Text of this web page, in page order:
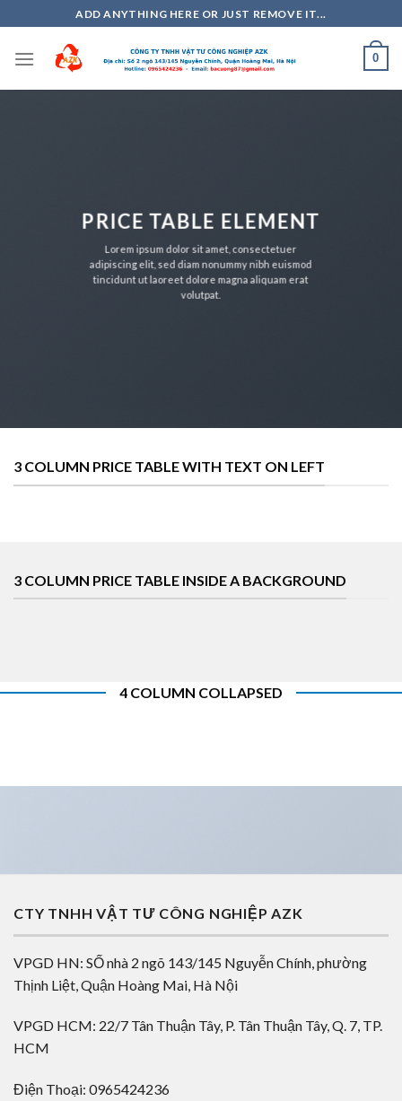
to
content
ADD ANYTHING HERE OR JUST REMOVE IT...
0
PRICE TABLE ELEMENT
Lorem ipsum dolor sit amet, consectetuer
adipiscing elit, sed diam nonummy nibh euismod
tincidunt ut laoreet dolore magna aliquam erat
volutpat.
3 COLUMN PRICE TABLE WITH TEXT ON LEFT
3 COLUMN PRICE TABLE INSIDE A BACKGROUND
4 COLUMN COLLAPSED
CTY TNHH VẬT TƯ CÔNG NGHIỆP AZK
VPGD HN: SỐ nhà 2 ngõ 143/145 Nguyễn Chính, phường
Thịnh Liệt, Quận Hoàng Mai, Hà Nội
VPGD HCM: 22/7 Tân Thuận Tây, P. Tân Thuận Tây, Q. 7, TP.
HCM
Điện Thoại: 0965424236